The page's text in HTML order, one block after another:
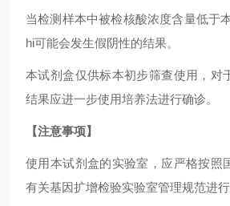
当检测样本中被检核酸浓度含量低于
hi可能会发生假阴性的结果。
本试剂盒仅供标本初步筛查使用，对
结果应进一步使用培养法进行确诊。
【注意事项】
使用本试剂盒的实验室，应严格按照
有关基因扩增检验实验室管理规范进行